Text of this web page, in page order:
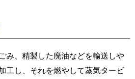
み、精製した廃油などを輸送しや
工し、それを燃やして蒸気タービ